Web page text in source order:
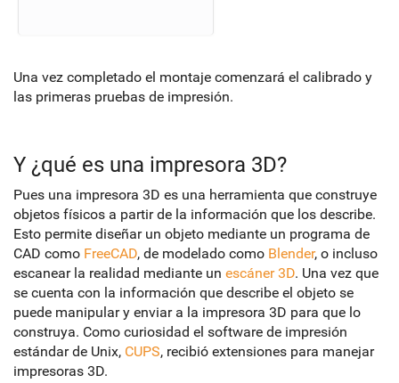
Una vez completado el montaje comenzará el calibrado y
las primeras pruebas de impresión.
Y ¿qué es una impresora 3D?
Pues una impresora 3D es una herramienta que construye
objetos físicos a partir de la información que los describe.
Esto permite diseñar un objeto mediante un programa de
CAD como FreeCAD, de modelado como Blender, o incluso
escanear la realidad mediante un escáner 3D. Una vez que
se cuenta con la información que describe el objeto se
puede manipular y enviar a la impresora 3D para que lo
construya. Como curiosidad el software de impresión
estándar de Unix, CUPS, recibió extensiones para manejar
impresoras 3D.